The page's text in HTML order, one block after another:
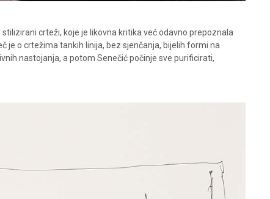
crteži, koje je likovna kritika već odavno prepoznala
je o crtežima tankih linija, bez sjenčanja, bijelih formi na
nastojanja, a potom Senečić počinje sve purificirati,